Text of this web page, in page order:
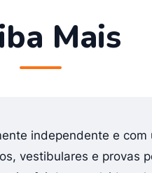
Mais
independente e
vestibulares e provas